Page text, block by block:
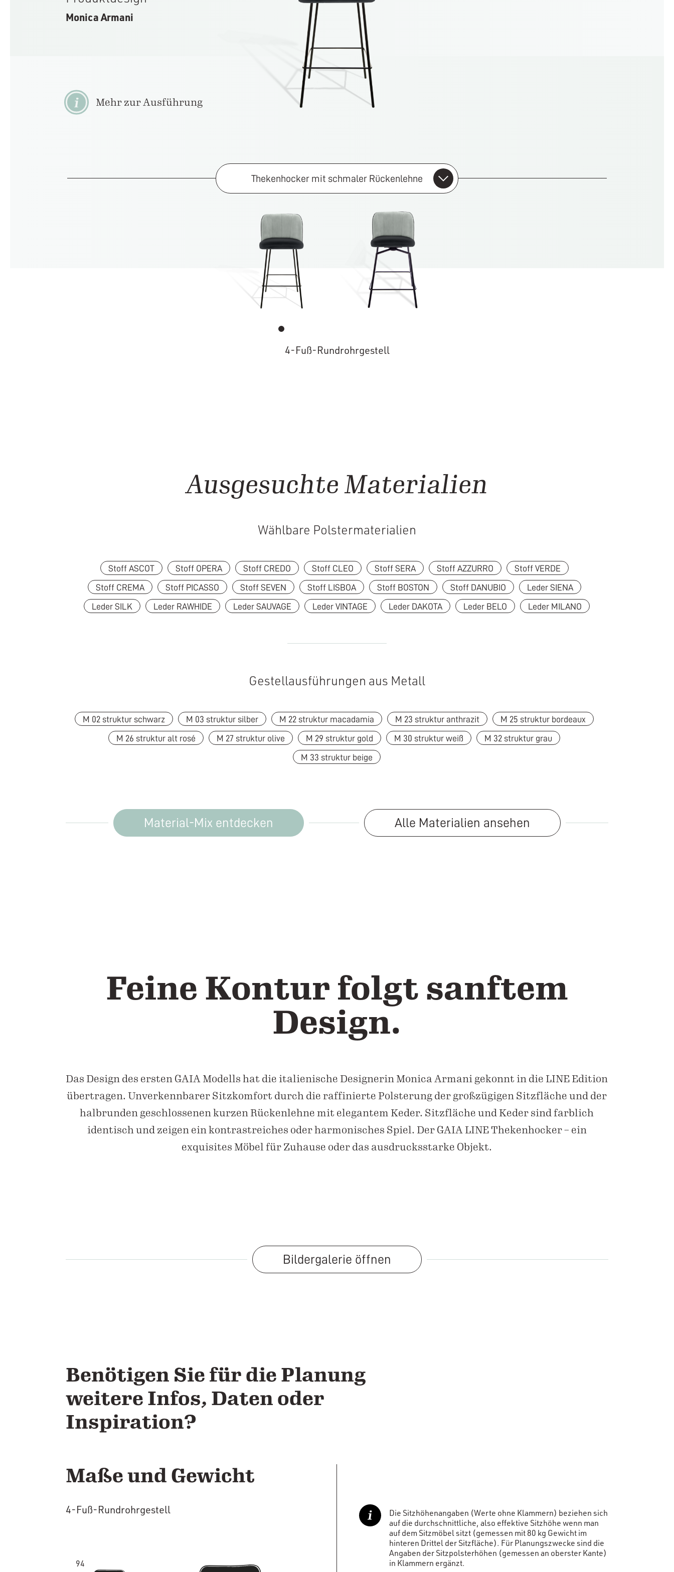
Monica Armani
Mehr zur Ausführung
Thekenhocker mit schmaler Rückenlehne
4-Fuß-Rundrohrgestell
Ausgesuchte Materialien
Wählbare Polstermaterialien
Stoff ASCOT Stoff OPERA Stoff CREDO Stoff CLEO Stoff SERA Stoff AZZURRO Stoff VERDE
Stoff CREMA Stoff PICASSO Stoff SEVEN Stoff LISBOA Stoff BOSTON Stoff DANUBIO Leder SIENA
Leder SILK Leder RAWHIDE Leder SAUVAGE Leder VINTAGE Leder DAKOTA Leder BELO Leder MILANO
Gestellausführungen aus Metall
M 02 struktur schwarz M 03 struktur silber M 22 struktur macadamia M 23 struktur anthrazit M 25 struktur bordeaux
M 26 struktur alt rosé M 27 struktur olive M 29 struktur gold M 30 struktur weiß M 32 struktur grau
M 33 struktur beige
Material-Mix entdecken Alle Materialien ansehen
Feine Kontur folgt sanftem
Design.
Das Design des ersten GAIA Modells hat die italienische Designerin Monica Armani gekonnt in die LINE Edition
übertragen. Unverkennbarer Sitzkomfort durch die raffinierte Polsterung der großzügigen Sitzfläche und der
halbrunden geschlossenen kurzen Rückenlehne mit elegantem Keder. Sitzfläche und Keder sind farblich
identisch und zeigen ein kontrastreiches oder harmonisches Spiel. Der GAIA LINE Thekenhocker – ein
exquisites Möbel für Zuhause oder das ausdrucksstarke Objekt.
Bildergalerie öffnen
Benötigen Sie für die Planung
weitere Infos, Daten oder
Inspiration?
Maße und Gewicht
4-Fuß-Rundrohrgestell
94
Die Sitzhöhenangaben (Werte ohne Klammern) beziehen sich
auf die durchschnittliche, also effektive Sitzhöhe wenn man
auf dem Sitzmöbel sitzt (gemessen mit 80 kg Gewicht im
hinteren Drittel der Sitzfläche). Für Planungszwecke sind die
Angaben der Sitzpolsterhöhen (gemessen an oberster Kante)
in Klammern ergänzt.